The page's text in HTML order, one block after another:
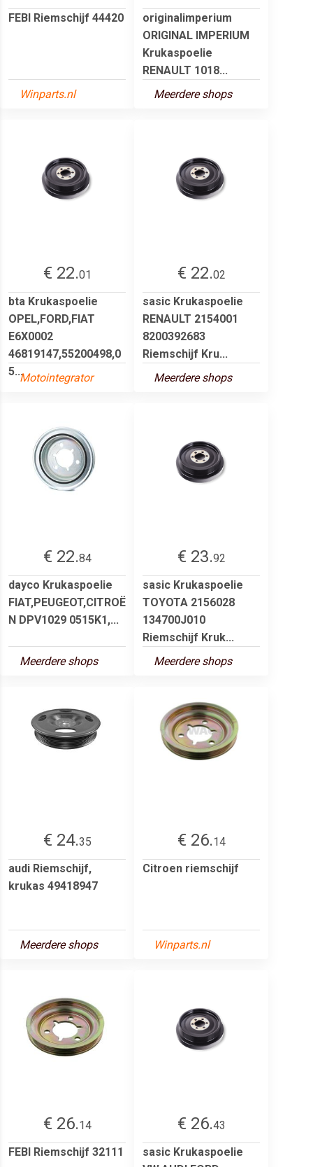
FEBI Riemschijf 44420
Winparts.nl
originalimperium
ORIGINAL IMPERIUM
Krukaspoelie
RENAULT 1018...
Meerdere shops
€ 22.01
bta Krukaspoelie
OPEL,FORD,FIAT
E6X0002
46819147,55200498,0
5...Motointegrator
€ 22.02
sasic Krukaspoelie
RENAULT 2154001
8200392683
Riemschijf Kru...
Meerdere shops
€ 22.84
dayco Krukaspoelie
FIAT,PEUGEOT,CITROË
N DPV1029 0515K1,...
Meerdere shops
€ 23.92
sasic Krukaspoelie
TOYOTA 2156028
134700J010
Riemschijf Kruk...
Meerdere shops
€ 24.35
audi Riemschijf,
krukas 49418947
Meerdere shops
€ 26.14
Citroen riemschijf
Winparts.nl
€ 26.14
FEBI Riemschijf 32111
€ 26.43
sasic Krukaspoelie